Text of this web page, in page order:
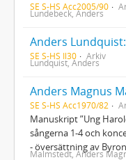
SE S-HS Acc2005/90
Lundebeck, Anders
Anders
SE S-HS Il30 Arkiv
Lundquist, Anders
Anders Magnus
SE S-HS Acc1970/82
Manuskript ”Ung
sångerna 1-4 och
- översättning av
Malmstedt, Anders